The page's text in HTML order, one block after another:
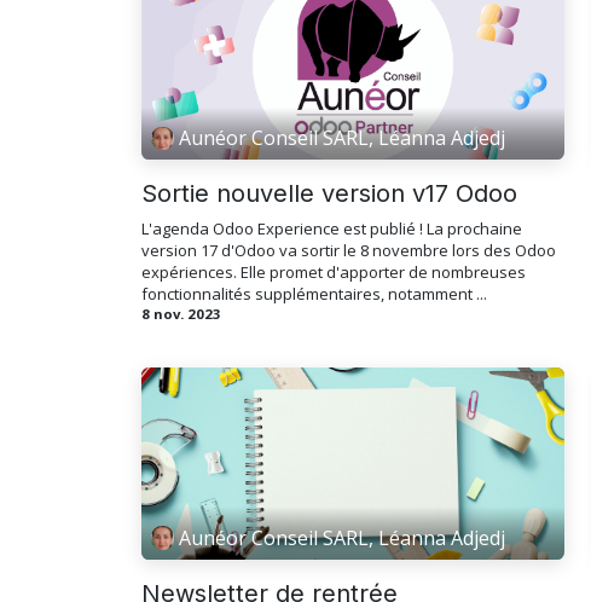
Aunéor Conseil SARL, Léanna Adjedj
Sortie nouvelle version v17 Odoo
L'agenda Odoo Experience est publié ! La prochaine
version 17 d'Odoo va sortir le 8 novembre lors des Odoo
expériences. Elle promet d'apporter de nombreuses
fonctionnalités supplémentaires, notamment ...
8 nov. 2023
Aunéor Conseil SARL, Léanna Adjedj
Newsletter de rentrée